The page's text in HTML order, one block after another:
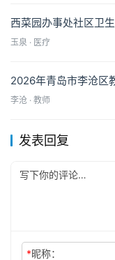
西菜园办事处社区卫
玉泉 · 医疗
2026年青岛市李沧区
李沧 · 教师
发表回复
*昵称：